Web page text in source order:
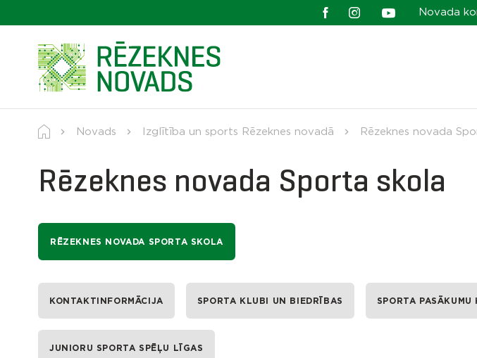
Novada
Novads Izglītība un sports Rēzeknes novadā Rēzeknes novada
Rēzeknes novada Sporta skola
RĒZEKNES NOVADA SPORTA SKOLA
KONTAKTINFORMĀCIJA SPORTA KLUBI UN BIEDRĪBAS SPORTA PASĀKUMU
JUNIORU SPORTA SPĒĻU LĪGAS